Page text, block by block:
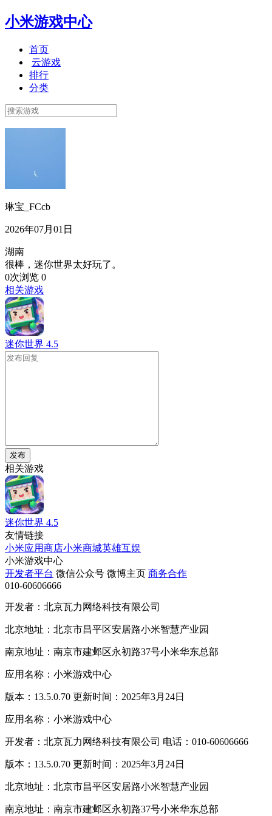
小米游戏中心
首页
云游戏
排行
分类
琳宝_FCcb
2026年07月01日
湖南
很棒，迷你世界太好玩了。
0次浏览 0
相关游戏
迷你世界 4.5
发布
相关游戏
迷你世界 4.5
友情链接
小米应用商店小米商城英雄互娱
小米游戏中心
开发者平台 微信公众号 微博主页 商务合作
010-60606666
开发者：北京瓦力网络科技有限公司
北京地址：北京市昌平区安居路小米智慧产业园
南京地址：南京市建邺区永初路37号小米华东总部
应用名称：小米游戏中心
版本：13.5.0.70 更新时间：2025年3月24日
应用名称：小米游戏中心
开发者：北京瓦力网络科技有限公司 电话：010-60606666
版本：13.5.0.70 更新时间：2025年3月24日
北京地址：北京市昌平区安居路小米智慧产业园
南京地址：南京市建邺区永初路37号小米华东总部